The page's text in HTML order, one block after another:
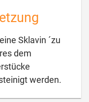
Sklavin ´zu
dem
werden.